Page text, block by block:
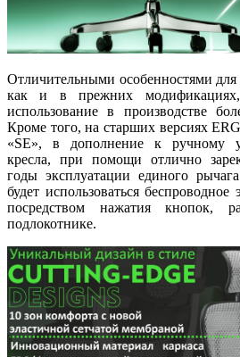
Отличительными особенностями
как и в прежних
использование в производстве
Кроме того, на старших версиях
«SE», в дополнение к ручному
кресла, при помощи отлично
годы эксплуатации единого
будет использоваться беспроводное
посредством нажатия кнопок,
подлокотнике.